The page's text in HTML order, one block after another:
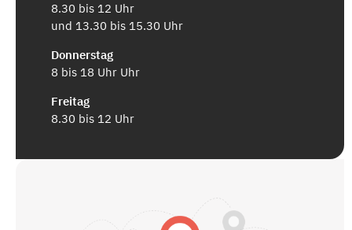
8.30 bis 12 Uhr
und 13.30 bis 15.30 Uhr
Donnerstag
8 bis 18 Uhr Uhr
Freitag
8.30 bis 12 Uhr